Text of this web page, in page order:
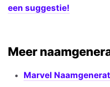
een suggestie!
Meer
Marvel